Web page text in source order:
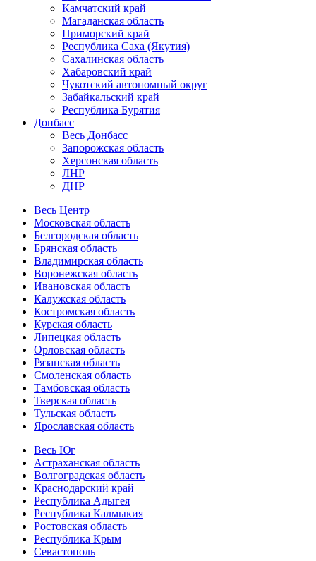
Камчатский край
Магаданская область
Приморский край
Республика Саха (Якутия)
Сахалинская область
Хабаровский край
Чукотский автономный округ
Забайкальский край
Республика Бурятия
Донбасс
Весь Донбасс
Запорожская область
Херсонская область
ЛНР
ДНР
Весь Центр
Московская область
Белгородская область
Брянская область
Владимирская область
Воронежская область
Ивановская область
Калужская область
Костромская область
Курская область
Липецкая область
Орловская область
Рязанская область
Смоленская область
Тамбовская область
Тверская область
Тульская область
Ярославская область
Весь Юг
Астраханская область
Волгоградская область
Краснодарский край
Республика Адыгея
Республика Калмыкия
Ростовская область
Республика Крым
Севастополь